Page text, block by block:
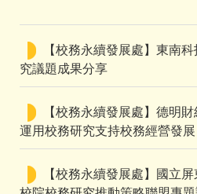
【校務永續發展處】東南
究議題成果分享
【校務永續發展處】德明
運用校務研究支持校務經營發展
【校務永續發展處】國立